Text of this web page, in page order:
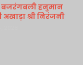
बजरंगबली हनुमान
श्री निरंजनी